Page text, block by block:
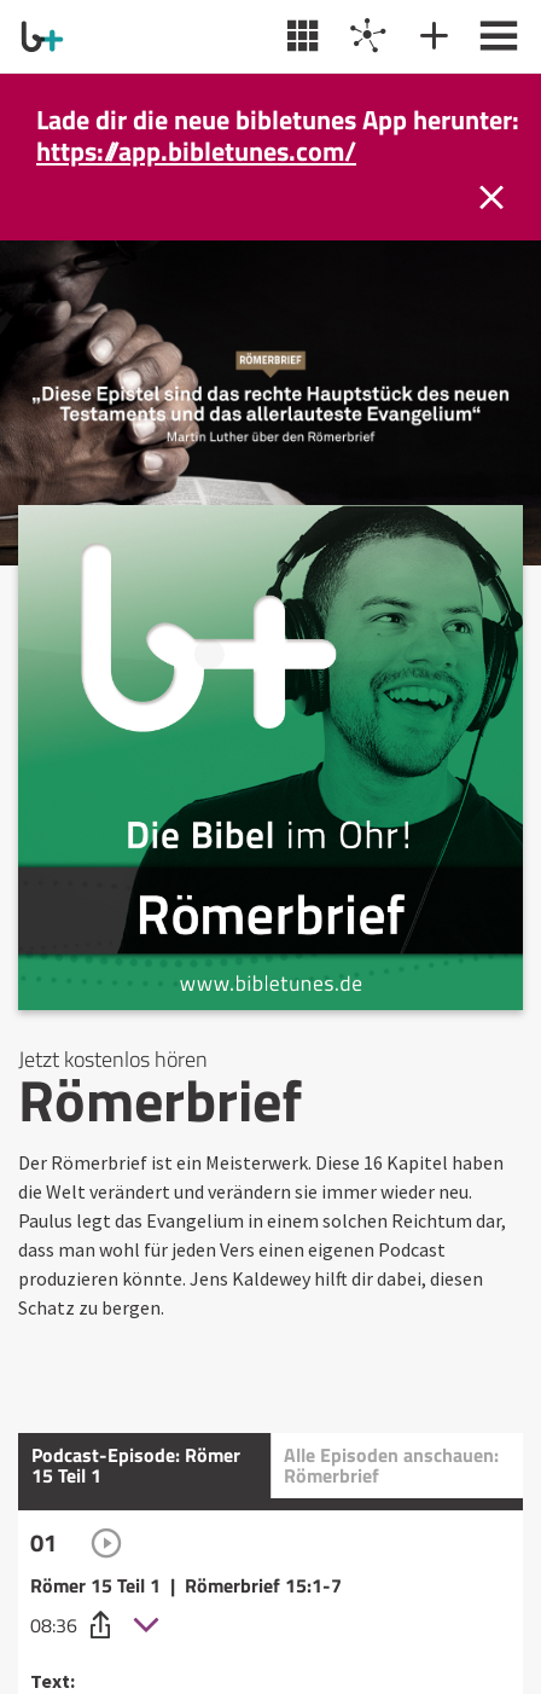
Lade dir die neue bibletunes App herunter:
https://app.bibletunes.com/
Jetzt kostenlos hören
Römerbrief
Der Römerbrief ist ein Meisterwerk. Diese 16 Kapitel haben
die Welt verändert und verändern sie immer wieder neu.
Paulus legt das Evangelium in einem solchen Reichtum dar,
dass man wohl für jeden Vers einen eigenen Podcast
produzieren könnte. Jens Kaldewey hilft dir dabei, diesen
Schatz zu bergen.
Podcast-Episode: Römer
15 Teil 1
Alle Episoden anschauen:
Römerbrief
01
Römer 15 Teil 1 | Römerbrief 15:1-7
08:36
Text: